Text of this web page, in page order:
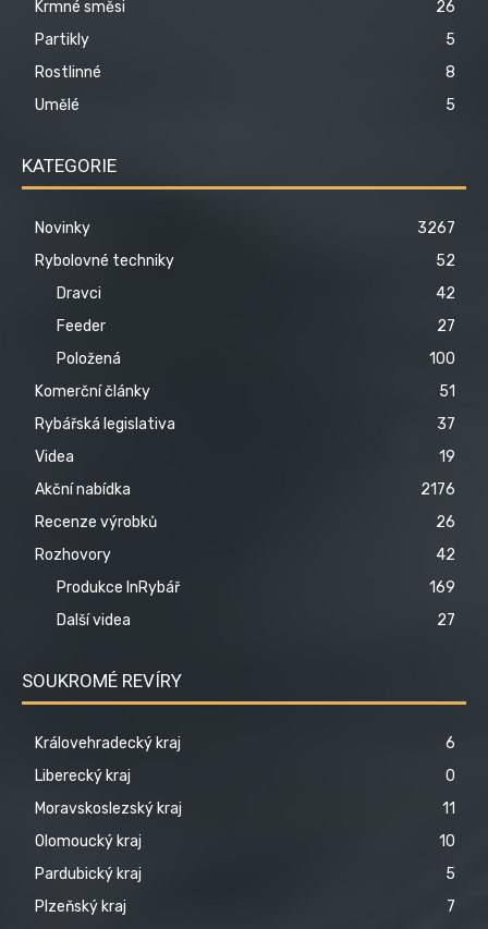
Krmné směsi
26
Partikly
5
Rostlinné
8
Umělé
5
KATEGORIE
Novinky
3267
Rybolovné techniky
52
Dravci
42
Feeder
27
Položená
100
Komerční články
51
Rybářská legislativa
37
Videa
19
Akční nabídka
2176
Recenze výrobků
26
Rozhovory
42
Produkce InRybář
169
Další videa
27
SOUKROMÉ REVÍRY
Královehradecký kraj
6
Liberecký kraj
0
Moravskoslezský kraj
11
Olomoucký kraj
10
Pardubický kraj
5
Plzeňský kraj
7